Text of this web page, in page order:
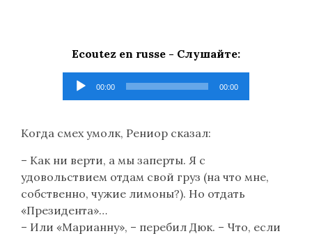
Ecoutez en russe - Слушайте:
Lecteur
audio
00:00 00:00
Когда смех умолк, Рениор сказал:
– Как ни верти, а мы заперты. Я с
удовольствием отдам свой груз (на что мне,
собственно, чужие лимоны?). Но отдать
«Президента»…
– Или «Марианну», – перебил Дюк. – Что, если